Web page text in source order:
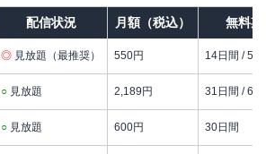
配信状況 月額（税込） 無料期
◎ 見放題（最推奨） 550円 14日間 /
○ 見放題 2,189円 31日間 /
○ 見放題 600円 30日間